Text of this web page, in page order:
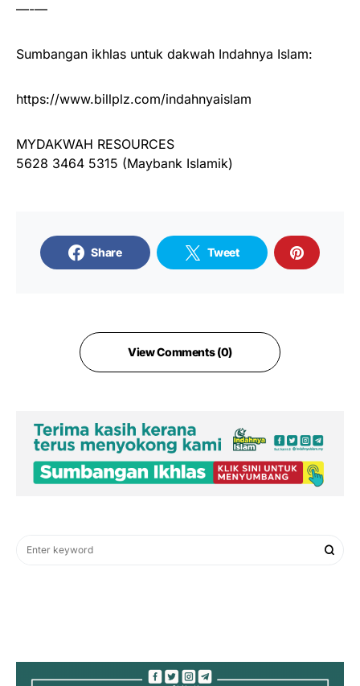
—-—
Sumbangan ikhlas untuk dakwah Indahnya Islam:
https://www.billplz.com/indahnyaislam
MYDAKWAH RESOURCES
5628 3464 5315 (Maybank Islamik)
Share Tweet
View Comments (0)